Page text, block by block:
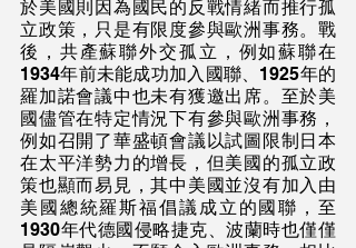
於美國則因為國民的反戰情緒而推行孤
立政策，只是有限度參與歐洲事務。戰
後，共產蘇聯外交孤立，例如蘇聯在
1934年前未能成功加入國聯、1925年的
羅加諾會議中也未有獲邀出席。至於美
國儘管在特定情況下有參與歐洲事務，
例如召開了華盛頓會議以試圖限制日本
在太平洋勢力的增長，但美國的孤立政
策也顯而易見，其中美國並沒有加入由
美國總統羅斯福倡議成立的國聯，至
1930年代德國侵略捷克、波蘭時也僅僅